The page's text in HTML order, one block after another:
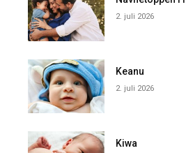
2. juli 2026
Keanu
2. juli 2026
Kiwa